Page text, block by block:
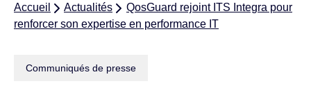
Accueil Actualités
QosGuard rejoint ITS Integra pour
renforcer son expertise en performance IT
Communiqués de presse